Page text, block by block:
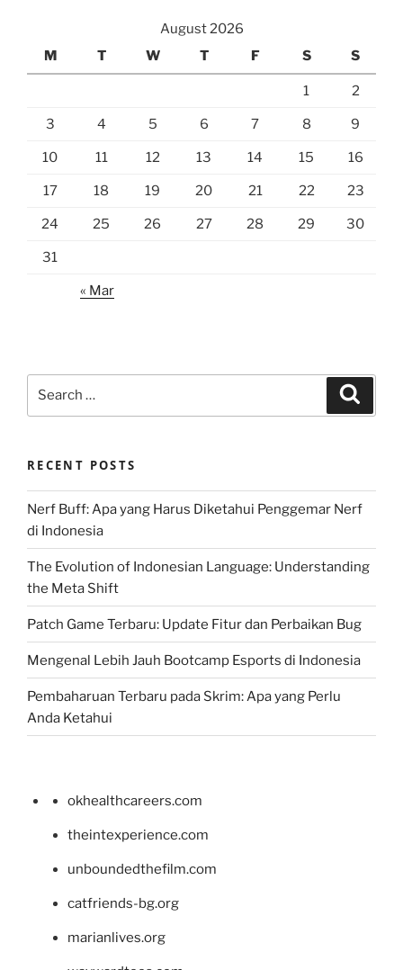
August 2026
M
T W T F S S
1 2
3 4 5 6 7 8 9
10 11 12 13 14 15 16
17 18 19 20 21 22 23
24 25 26 27 28 29 30
31
« Mar
RECENT POSTS
Nerf Buff: Apa yang Harus Diketahui Penggemar Nerf
di Indonesia
The Evolution of Indonesian Language: Understanding
the Meta Shift
Patch Game Terbaru: Update Fitur dan Perbaikan Bug
Mengenal Lebih Jauh Bootcamp Esports di Indonesia
Pembaharuan Terbaru pada Skrim: Apa yang Perlu
Anda Ketahui
okhealthcareers.com
theintexperience.com
unboundedthefilm.com
catfriends-bg.org
marianlives.org